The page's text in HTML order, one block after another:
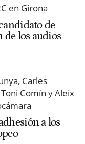
de
de los audios
a los